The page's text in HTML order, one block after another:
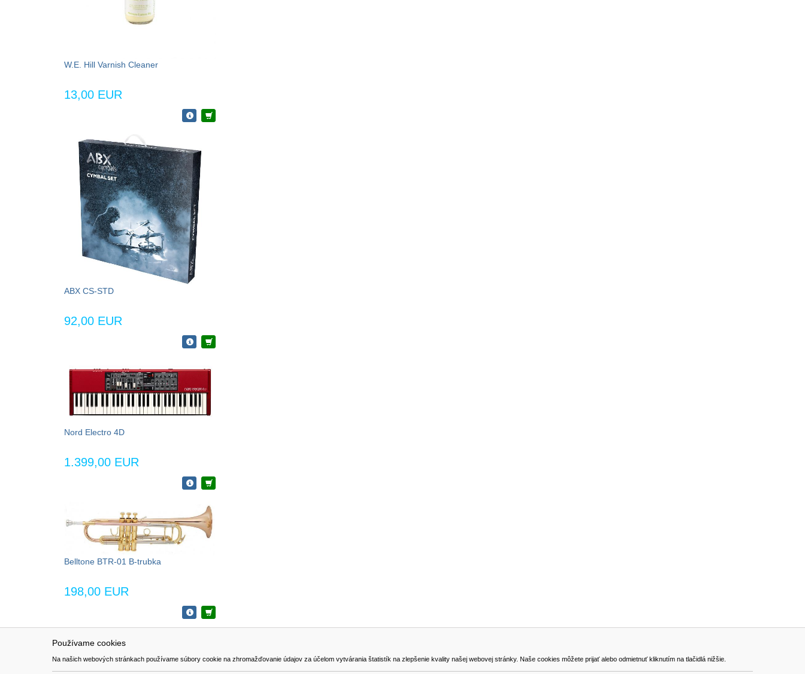
Používame cookies
Na našich webových stránkach používame súbory cookie na zhromažďovanie údajov za účelom vytvárania štatistík na zlepšenie kvality našej webovej stránky. Naše cookies môžete prijať alebo odmietnuť kliknutím na tlačidlá nižšie.
W.E. Hill Varnish Cleaner
13,00 EUR
ABX CS-STD
92,00 EUR
Nord Electro 4D
1.399,00 EUR
Belltone BTR-01 B-trubka
198,00 EUR